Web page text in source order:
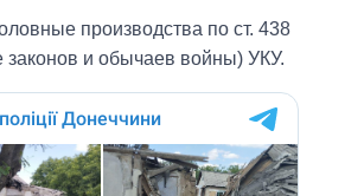
производства по ст. 438
законов и обычаев войны) УКУ.